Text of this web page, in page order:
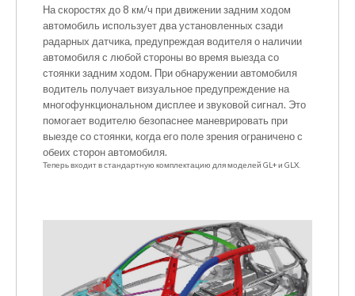
На скоростях до 8 км/ч при движении задним ходом
автомобиль использует два установленных сзади
радарных датчика, предупреждая водителя о наличии
автомобиля с любой стороны во время выезда со
стоянки задним ходом. При обнаружении автомобиля
водитель получает визуальное предупреждение на
многофункциональном дисплее и звуковой сигнал. Это
помогает водителю безопаснее маневрировать при
выезде со стоянки, когда его поле зрения ограничено с
обеих сторон автомобиля.
Теперь входит в стандартную комплектацию для моделей GL+ и GLX.